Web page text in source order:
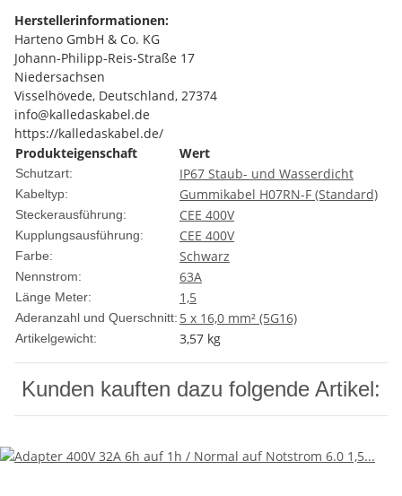
Herstellerinformationen:
Harteno GmbH & Co. KG
Johann-Philipp-Reis-Straße 17
Niedersachsen
Visselhövede, Deutschland, 27374
info@kalledaskabel.de
https://kalledaskabel.de/
Produkteigenschaft
Wert
Schutzart: IP67 Staub- und Wasserdicht
Kabeltyp: Gummikabel H07RN-F (Standard)
Steckerausführung: CEE 400V
Kupplungsausführung: CEE 400V
Farbe: Schwarz
Nennstrom: 63A
Länge Meter: 1,5
Aderanzahl und Querschnitt: 5 x 16,0 mm² (5G16)
Artikelgewicht: 3,57 kg
Kunden kauften dazu folgende Artikel: